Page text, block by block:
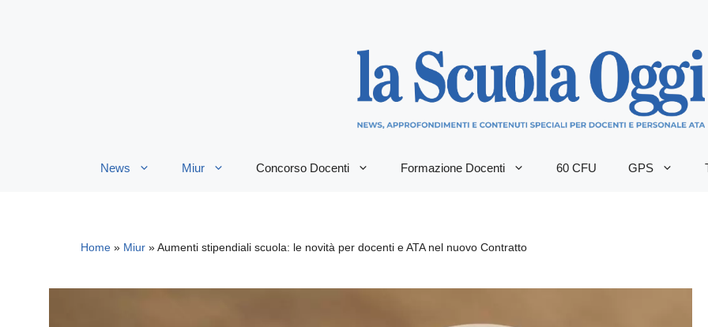
News Miur Concorso Docenti Formazione Docenti 60 CFU GPS
Home » Miur »Aumenti stipendiali scuola: le novità per docenti e ATA nel nuovo Contratto